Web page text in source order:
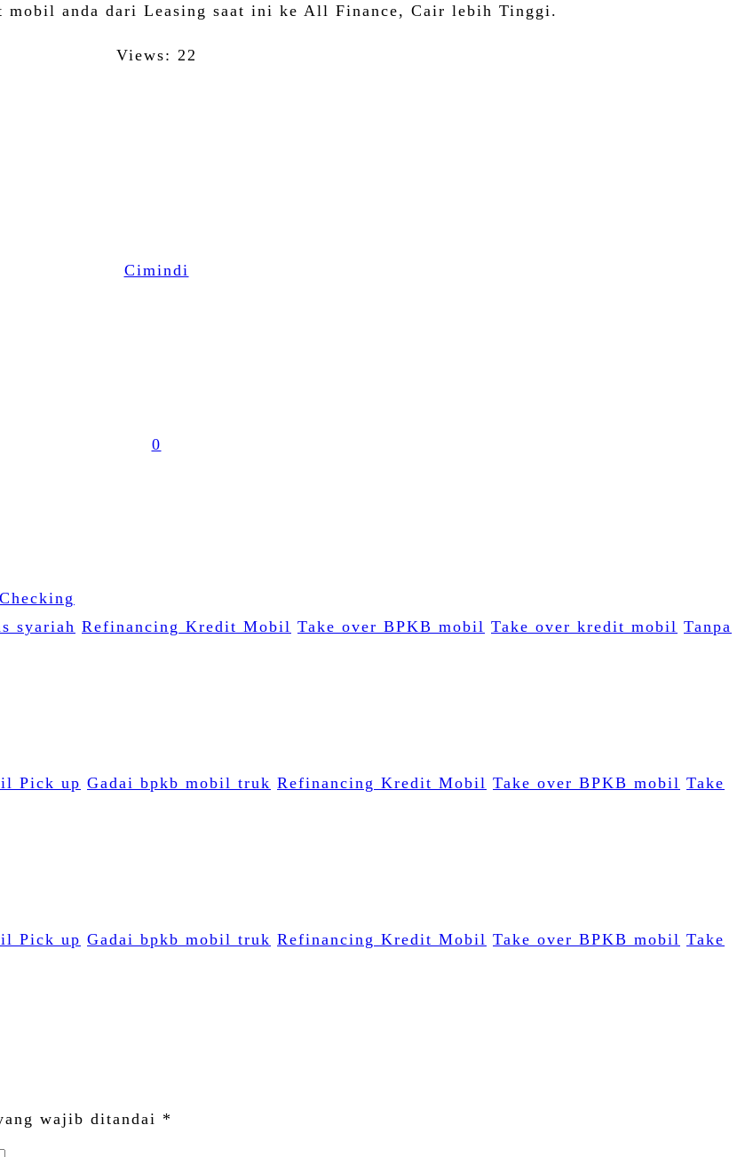
mobil anda dari Leasing saat ini ke All Finance, Cair lebih Tinggi.
Views: 22
Share
Cimindi
0
syariah Refinancing Kredit Mobil Take over BPKB mobil Take over kredit mobil Tanpa
Pick up Gadai bpkb mobil truk Refinancing Kredit Mobil Take over BPKB mobil Take
Pick up Gadai bpkb mobil truk Refinancing Kredit Mobil Take over BPKB mobil Take
wajib ditandai *